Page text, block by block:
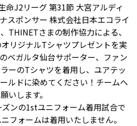
命J2リーグ 第31節 大宮アルディ
スポンサー 株式会社日本エコライ
THINETさまの制作協力による、
リジナルTシャツプレゼントを実
ベガルタ仙台サポーター、ファン
ーのTシャツを着用し、ユアテッ
ルドに染めてください！チームへ
いします。
ンの1stユニフォーム着用試合で
フォームは着用いたしません。